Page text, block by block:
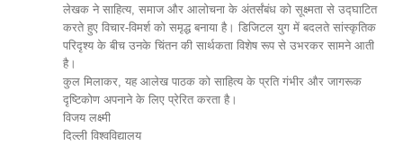
लेखक ने साहित्य, समाज और आलोचना के अंतर्संबंध को सूक्ष्मता से उद्घाटित
करते हुए विचार-विमर्श को समृद्ध बनाया है। डिजिटल युग में बदलते सांस्कृतिक
परिदृश्य के बीच उनके चिंतन की सार्थकता विशेष रूप से उभरकर सामने आती
है।
कुल मिलाकर, यह आलेख पाठक को साहित्य के प्रति गंभीर और जागरूक
दृष्टिकोण अपनाने के लिए प्रेरित करता है।
विजय लक्ष्मी
दिल्ली विश्वविद्यालय